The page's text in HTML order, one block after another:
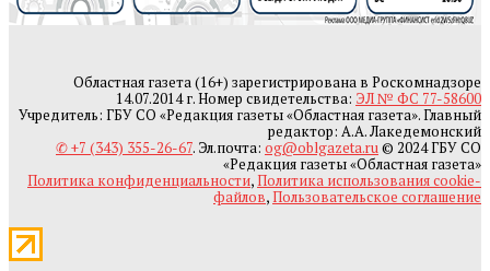
Областная газета (16+) зарегистрирована в Роскомнадзоре
14.07.2014 г. Номер свидетельства: ЭЛ № ФС 77-58600
Учредитель: ГБУ СО «Редакция газеты «Областная газета». Главный
редактор: А.А. Лакедемонский
✆ +7 (343) 355-26-67. Эл.почта: og@oblgazeta.ru© 2024 ГБУ СО
«Редакция газеты «Областная газета»
Политика конфиденциальности,Политика использования cookie-
файлов,Пользовательское соглашение